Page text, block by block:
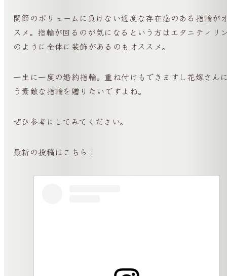
関節のボリュームに負けない適度な存在感のある指輪が
スメ。指輪が回るのが気になるという方はエタニティリ
のように全体に装飾があるのもオススメ。
一生に一度の婚約指輪。重ね付けもできますし花嫁さん
う素敵な指輪を贈りたいですよね。
ぜひ参考にしてみてください。
最新の投稿はこちら！